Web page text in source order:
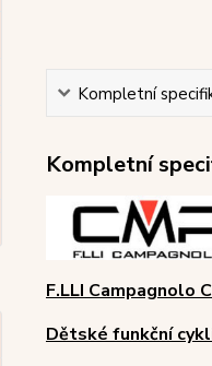
Kompletní
Kompletní
F.LLI Campagnolo
Dětské funkční